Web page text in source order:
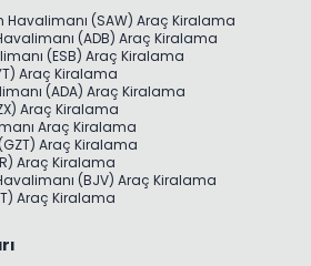
(SAW) Araç Kiralama
(ADB) Araç Kiralama
(ESB) Araç Kiralama
Araç Kiralama
(ADA) Araç Kiralama
Araç Kiralama
Araç Kiralama
Araç Kiralama
Araç Kiralama
(BJV) Araç Kiralama
Araç Kiralama